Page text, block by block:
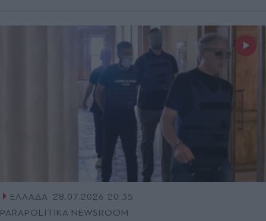
ΕΛΛΑΔΑ 28.07.2026 20:35
PARAPOLITIKA NEWSROOM